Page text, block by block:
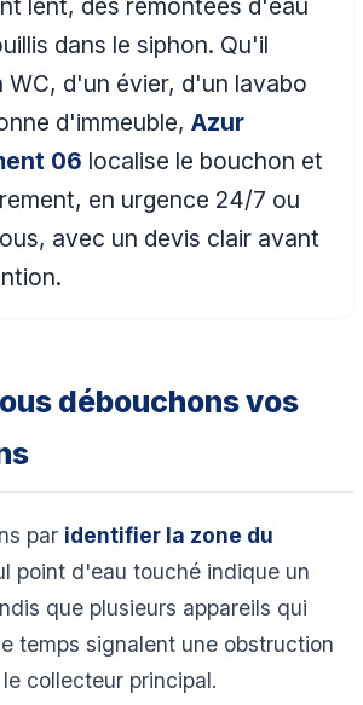
lent, des remontées d'eau
dans le siphon. Qu'il
WC, d'un évier, d'un lavabo
d'immeuble,Azur
06 localise le bouchon et
en urgence 24/7 ou
avec un devis clair avant
débouchons vos
par identifier la zone du
point d'eau touché indique un
que plusieurs appareils qui
temps signalent une obstruction
collecteur principal.